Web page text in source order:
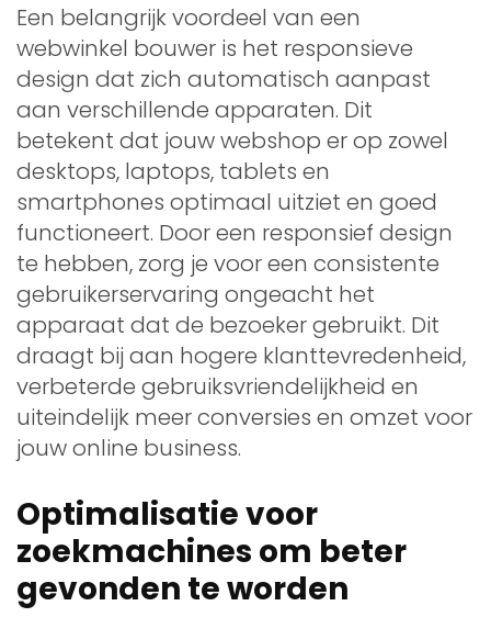
Een belangrijk voordeel van een
webwinkel bouwer is het responsieve
design dat zich automatisch aanpast
aan verschillende apparaten. Dit
betekent dat jouw webshop er op zowel
desktops, laptops, tablets en
smartphones optimaal uitziet en goed
functioneert. Door een responsief design
te hebben, zorg je voor een consistente
gebruikerservaring ongeacht het
apparaat dat de bezoeker gebruikt. Dit
draagt bij aan hogere klanttevredenheid,
verbeterde gebruiksvriendelijkheid en
uiteindelijk meer conversies en omzet voor
jouw online business.
Optimalisatie voor
zoekmachines om beter
gevonden te worden